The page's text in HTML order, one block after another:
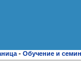
- Обучение и